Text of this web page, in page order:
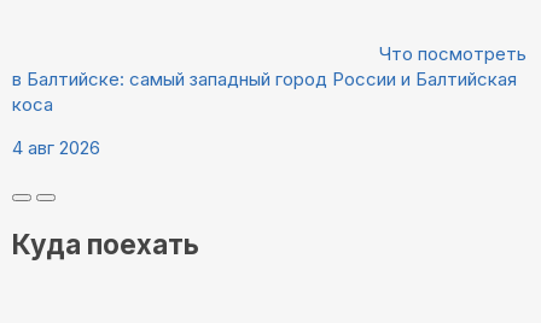
Что посмотреть
в Балтийске: самый западный город России и Балтийская
коса
4 авг 2026
Куда поехать